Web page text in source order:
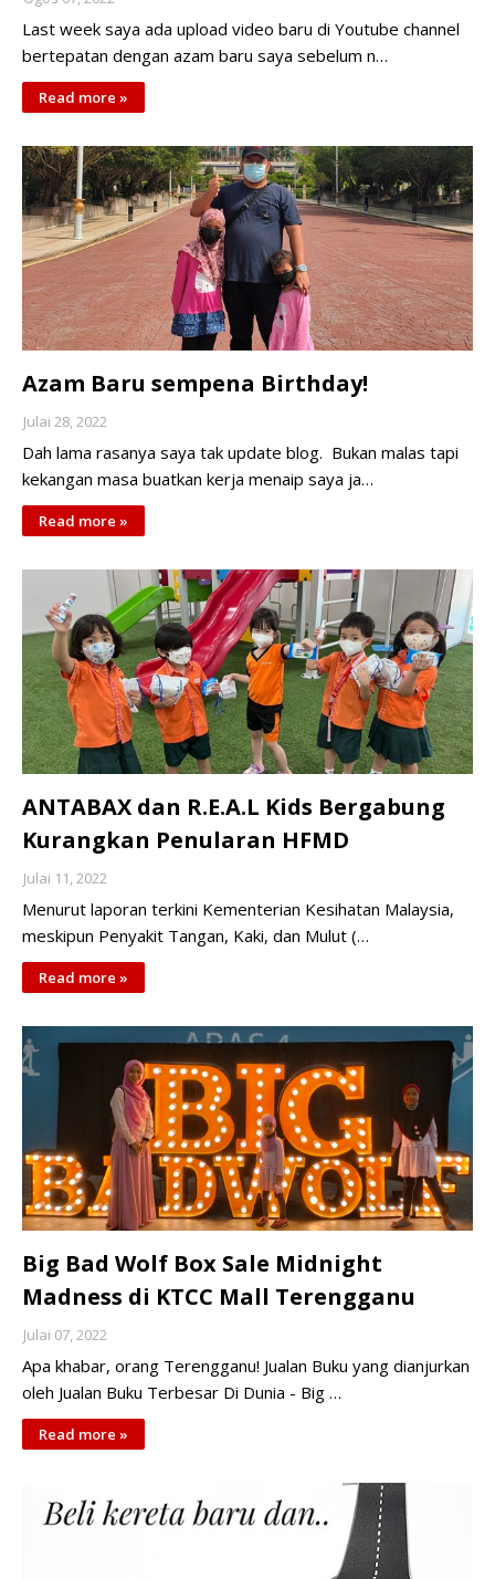
Last week saya ada upload video baru di Youtube channel
bertepatan dengan azam baru saya sebelum n…
Read more »
Azam Baru sempena Birthday!
Julai 28, 2022
Dah lama rasanya saya tak update blog. Bukan malas tapi
kekangan masa buatkan kerja menaip saya ja…
Read more »
ANTABAX dan R.E.A.L Kids Bergabung
Kurangkan Penularan HFMD
Julai 11, 2022
Menurut laporan terkini Kementerian Kesihatan Malaysia,
meskipun Penyakit Tangan, Kaki, dan Mulut (…
Read more »
Big Bad Wolf Box Sale Midnight
Madness di KTCC Mall Terengganu
Julai 07, 2022
Apa khabar, orang Terengganu! Jualan Buku yang dianjurkan
oleh Jualan Buku Terbesar Di Dunia - Big …
Read more »